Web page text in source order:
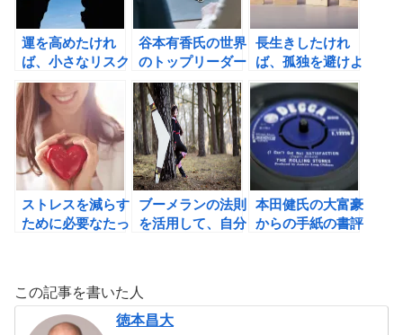
運を高めたけれ
ば、小さなリスク
を取りに行こう！
谷本有香氏の世界
のトップリーダー
に学ぶ 一流の
「偏愛」力の書評
長生きしたけれ
ば、孤独を避けよ
う！
ストレスを減らす
ために必要なたっ
ブーメランの法則
を活用して、自分
本田健氏の大富豪
からの手紙の書評
この記事を書いた人
徳本昌大